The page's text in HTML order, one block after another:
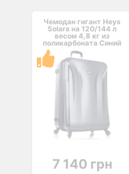
Чемодан гигант Heys
Solara на 120/144 л
весом 4,8 кг из
поликарбоната Синий
7 140 грн